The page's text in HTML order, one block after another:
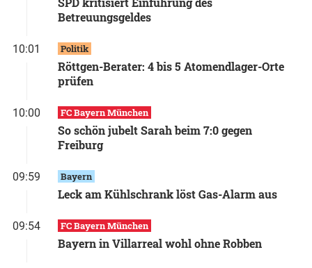
Betreuungsgeldes
10:01 Politik
Röttgen-Berater: 4 bis 5 Atomendlager-Orte
prüfen
10:00 FC Bayern München
So schön jubelt Sarah beim 7:0 gegen
Freiburg
09:59 Bayern
Leck am Kühlschrank löst Gas-Alarm aus
09:54 FC Bayern München
Bayern in Villarreal wohl ohne Robben